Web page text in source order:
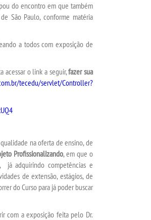
do encontro em que também
São Paulo, conforme matéria
a todos com exposição de
acessar o link a seguir,fazer sua
tecedu/servlet/Controller?
na oferta de ensino, de
Profissionalizando, em que o
já adquirindo competências e
de extensão, estágios, de
do Curso para já poder buscar
com a exposição feita pelo Dr.